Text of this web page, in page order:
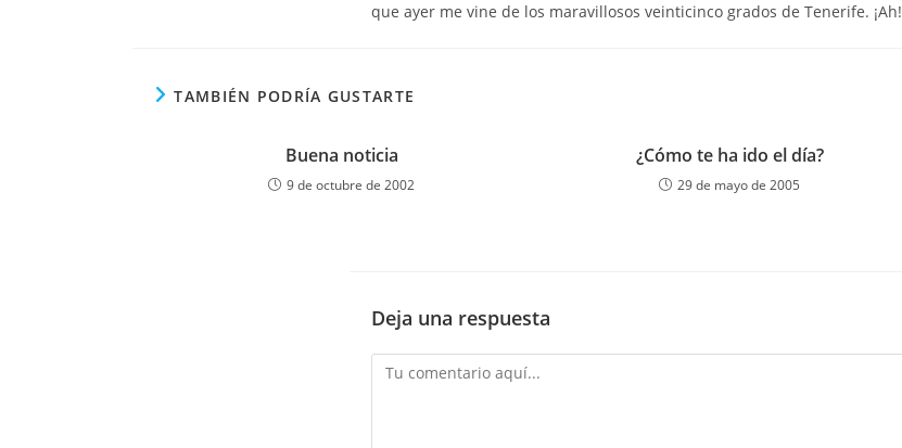
que ayer me vine de los maravillosos veinticinco grados de Tenerife. ¡Ah!
TAMBIÉN PODRÍA GUSTARTE
Buena noticia
9 de octubre de 2002
¿Cómo te ha ido el día?
29 de mayo de 2005
Deja una respuesta
Comentario